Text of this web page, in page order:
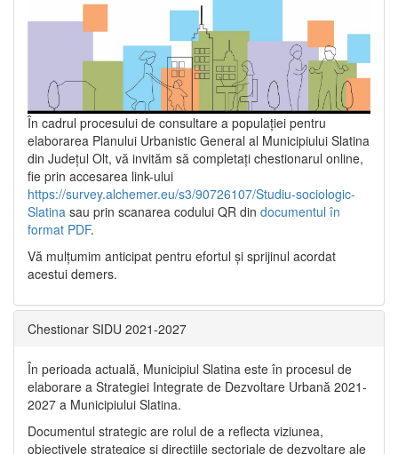
În cadrul procesului de consultare a populaţiei pentru
elaborarea Planului Urbanistic General al Municipiului Slatina
din Județul Olt, vă invităm să completați chestionarul online,
fie prin accesarea link-ului
https://survey.alchemer.eu/s3/90726107/Studiu-sociologic-
Slatina sau prin scanarea codului QR din documentul în
format PDF.
Vă mulţumim anticipat pentru efortul şi sprijinul acordat
acestui demers.
Chestionar SIDU 2021-2027
În perioada actuală, Municipiul Slatina este în procesul de
elaborare a Strategiei Integrate de Dezvoltare Urbană 2021‐
2027 a Municipiului Slatina.
Documentul strategic are rolul de a reflecta viziunea,
obiectivele strategice și direcțiile sectoriale de dezvoltare ale